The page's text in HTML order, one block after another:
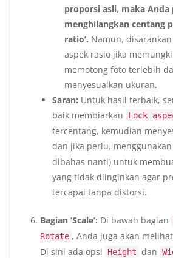
proporsi asli, maka Anda
menghilangkan centang
ratio’. Namun,
aspek rasio jika
memotong foto terlebih
menyesuaikan ukuran.
Saran: Untuk hasil terbaik,
baik membiarkan
Lock
tercentang, kemudian
dan jika perlu,
dibahas nanti) untuk
yang tidak diinginkan agar
tercapai tanpa distorsi.
Bagian ‘Scale’: Di bawah bagian
Rotate , Anda juga akan
Di sini ada opsi
Height dan